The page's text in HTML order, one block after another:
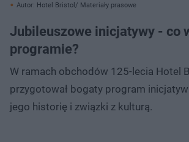
Autor: Hotel Bristol/ Materiały prasowe
Jubileuszowe inicjatywy - co
programie?
W ramach obchodów 125-lecia Hotel
przygotował bogaty program
jego historię i związki z kulturą.